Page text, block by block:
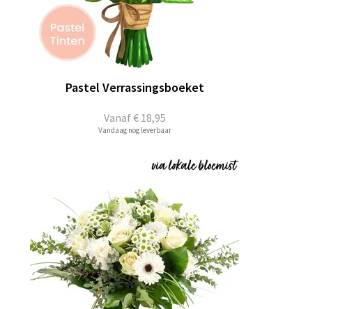
Vanaf€ 18,95
Pastel Verrassingsboeket
Vandaag nog leverbaar